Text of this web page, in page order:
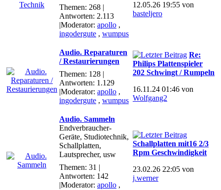
Themen: 268 |
Antworten: 2.113
|Moderator: apollo ,
ingodergute , wumpus
12.05.26 19:55 von
basteljero
Audio. Reparaturen
/ Restaurierungen
Themen: 128 |
Antworten: 1.129
|Moderator: apollo ,
ingodergute , wumpus
Re:
Philips Plattenspieler
202 Schwingt / Rumpeln
16.11.24 01:46 von
Wolfgang2
Audio. Sammeln
Endverbraucher-
Geräte, Studiotechnik,
Schallplatten,
Lautsprecher, usw
Themen: 31 |
Antworten: 142
|Moderator: apollo ,
Schallplatten mit16 2/3
Rpm Geschwindigkeit
23.02.26 22:05 von
j.werner